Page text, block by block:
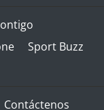
Sport Buzz
Contáctenos